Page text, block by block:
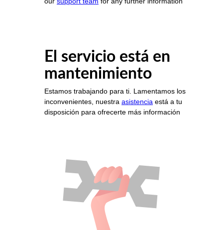
El servicio está en
mantenimiento
Estamos trabajando para ti. Lamentamos los
inconvenientes, nuestra asistencia está a tu
disposición para ofrecerte más información